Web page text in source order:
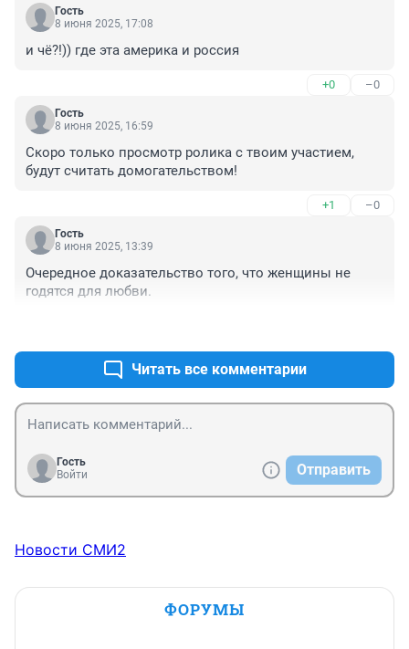
Гость
8 июня 2025, 17:08
и чё?!)) где эта америка и россия
+0 –0
Гость
8 июня 2025, 16:59
Скоро только просмотр ролика с твоим участием,
будут считать домогательством!
+1 –0
Гость
8 июня 2025, 13:39
Очередное доказательство того, что женщины не
годятся для любви.
Читать все комментарии
Гость
Войти
Отправить
Новости СМИ2
ФОРУМЫ